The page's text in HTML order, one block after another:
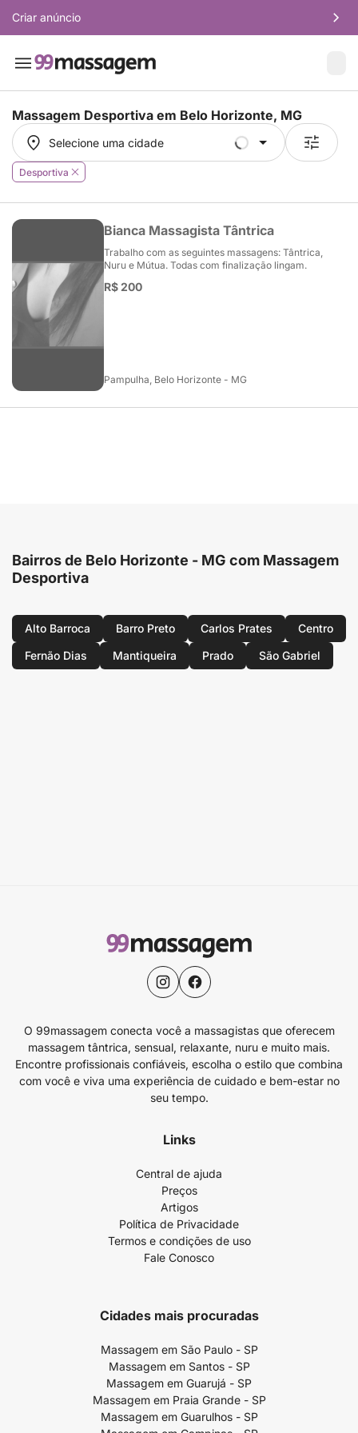
Criar anúncio
Massagem Desportiva em Belo Horizonte, MG
Selecione uma cidade
Selecione uma cidade
Desportiva
Bianca Massagista Tântrica
Trabalho com as seguintes massagens: Tântrica,
Nuru e Mútua. Todas com finalização lingam.
R$ 200
Pampulha, Belo Horizonte - MG
Bairros de Belo Horizonte - MG com Massagem
Desportiva
Alto Barroca Barro Preto Carlos Prates
Centro
Fernão Dias
Mantiqueira Prado São Gabriel
O 99massagem conecta você a massagistas que oferecem
massagem tântrica, sensual, relaxante, nuru e muito mais.
Encontre profissionais confiáveis, escolha o estilo que combina
com você e viva uma experiência de cuidado e bem-estar no
seu tempo.
Links
Central de ajuda
Preços
Artigos
Política de Privacidade
Termos e condições de uso
Fale Conosco
Cidades mais procuradas
Massagem em São Paulo - SP
Massagem em Santos - SP
Massagem em Guarujá - SP
Massagem em Praia Grande - SP
Massagem em Guarulhos - SP